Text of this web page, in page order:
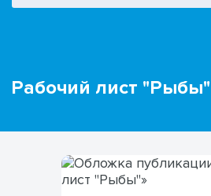
Рабочий лист "Рыбы"